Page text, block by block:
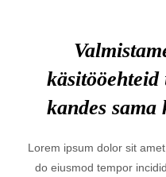
käsitööehteid
kandes
Lorem ipsum dolor sit
do eiusmod tempor